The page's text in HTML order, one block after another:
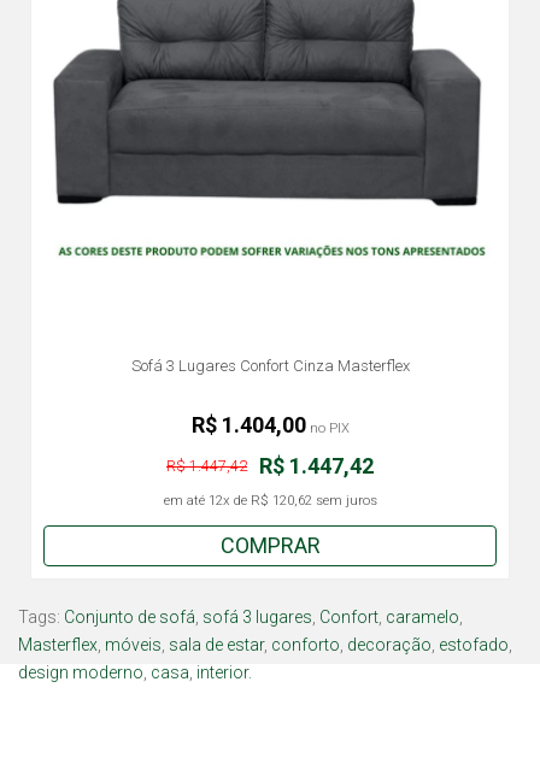
Sofá 3 Lugares Confort Cinza Masterflex
R$ 1.447,42
R$ 1.447,42
em até 12x de R$ 120,62sem juros
R$ 1.404,00no PIX
COMPRAR
Tags: Conjunto de sofá sofá 3 lugares Confort caramelo
Masterflex móveis sala de estar, conforto decoração estofado
design moderno casa interior.